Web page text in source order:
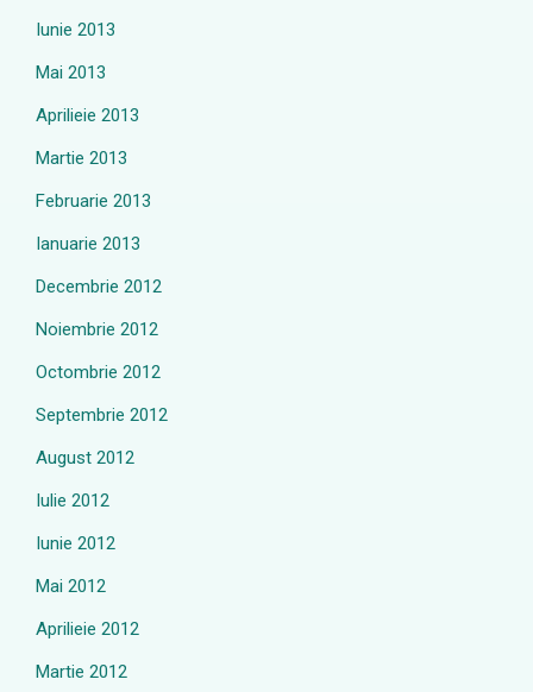
Iunie 2013
Mai 2013
Aprilieie 2013
Martie 2013
Februarie 2013
Ianuarie 2013
Decembrie 2012
Noiembrie 2012
Octombrie 2012
Septembrie 2012
August 2012
Iulie 2012
Iunie 2012
Mai 2012
Aprilieie 2012
Martie 2012